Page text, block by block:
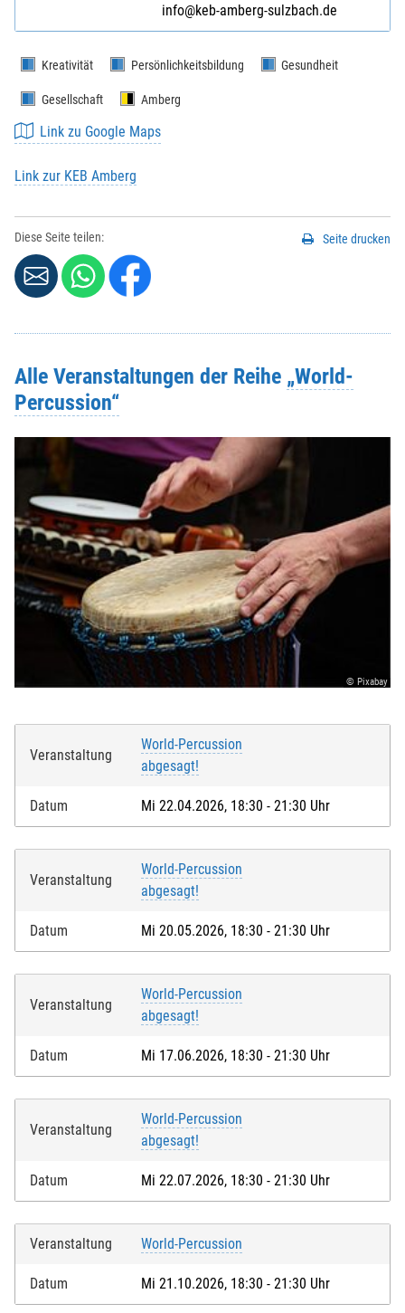
info@keb-amberg-sulzbach.de
Kreativität Persönlichkeitsbildung Gesundheit
Gesellschaft Amberg
Link zu Google Maps
Link zur KEB Amberg
Diese Seite teilen: Seite drucken
Alle Veranstaltungen der Reihe „World-
Percussion“
© Pixabay
Veranstaltung
World-Percussion
abgesagt!
Datum Mi 22.04.2026, 18:30 - 21:30 Uhr
Veranstaltung
World-Percussion
abgesagt!
Datum Mi 20.05.2026, 18:30 - 21:30 Uhr
Veranstaltung
World-Percussion
abgesagt!
Datum Mi 17.06.2026, 18:30 - 21:30 Uhr
Veranstaltung
World-Percussion
abgesagt!
Datum Mi 22.07.2026, 18:30 - 21:30 Uhr
Veranstaltung World-Percussion
Datum Mi 21.10.2026, 18:30 - 21:30 Uhr